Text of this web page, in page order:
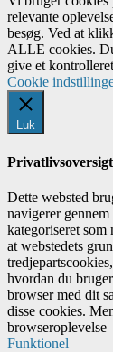
relevante
besøg. Ved at
ALLE cookies.
give et
Cookie
Luk
Privatlivsoversigt
Dette websted
navigerer
kategoriseret
at webstedets
hvordan du
browser med dit
disse cookies.
browseroplevelse
Funktionel